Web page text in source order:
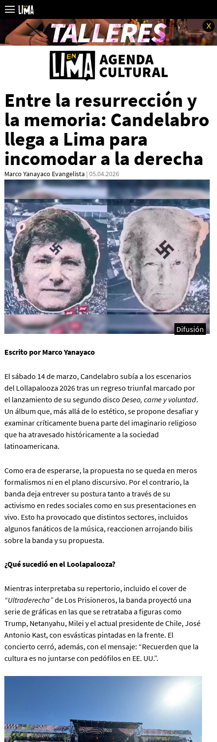
x
Entre la resurrección y
la memoria: Candelabro
llega a Lima para
incomodar a la derecha
Marco Yanayaco Evangelista | 05.04.2026
Difusión
Escrito por Marco Yanayaco
El sábado 14 de marzo, Candelabro subía a los escenarios
del Lollapalooza 2026 tras un regreso triunfal marcado por
el lanzamiento de su segundo disco Deseo, carne y voluntad.
Un álbum que, más allá de lo estético, se propone desafiar y
examinar críticamente buena parte del imaginario religioso
que ha atravesado históricamente a la sociedad
latinoamericana.
Como era de esperarse, la propuesta no se queda en meros
formalismos ni en el plano discursivo. Por el contrario, la
banda deja entrever su postura tanto a través de su
activismo en redes sociales como en sus presentaciones en
vivo. Esto ha provocado que distintos sectores, incluidos
algunos fanáticos de la música, reaccionen arrojando bilis
sobre la banda y su propuesta.
¿Qué sucedió en el Loolapalooza?
Mientras interpretaba su repertorio, incluido el cover de
“Ultraderecha”de Los Prisioneros, la banda proyectó una
serie de gráficas en las que se retrataba a figuras como
Trump, Netanyahu, Milei y el actual presidente de Chile, José
Antonio Kast, con esvásticas pintadas en la frente. El
concierto cerró, además, con el mensaje: “Recuerden que la
cultura es no juntarse con pedófilos en EE. UU.”.